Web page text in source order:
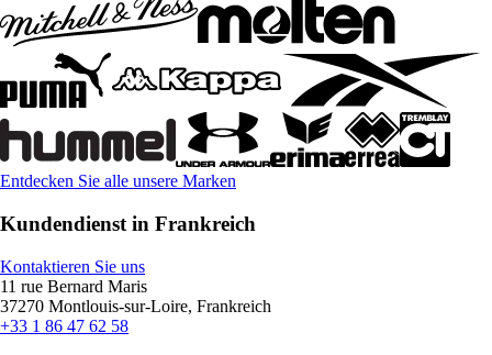
Entdecken Sie alle unsere Marken
Kundendienst in Frankreich
Kontaktieren Sie uns
11 rue Bernard Maris
37270 Montlouis-sur-Loire, Frankreich
+33 1 86 47 62 58